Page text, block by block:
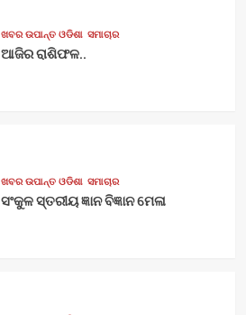
ଖବର ଉପାନ୍ତ ଓଡିଶା ସମାଚାର
ଆଜିର ରାଶିଫଳ..
ଖବର ଉପାନ୍ତ ଓଡିଶା ସମାଚାର
ସଂକୁଳ ସ୍ତରୀୟ ଜ୍ଞାନ ବିଜ୍ଞାନ ମେଳା